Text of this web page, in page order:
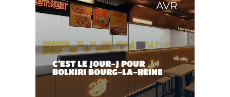
AVR
C’EST LE JOUR-J POUR
BOLKIRI BOURG-LA-REINE